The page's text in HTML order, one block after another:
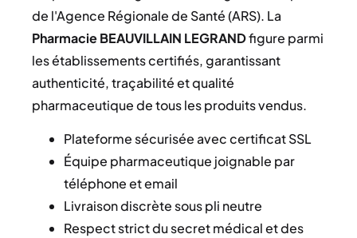
de l'Agence Régionale de Santé (ARS). La
Pharmacie BEAUVILLAIN LEGRANDfigure parmi
les établissements certifiés, garantissant
authenticité, traçabilité et qualité
pharmaceutique de tous les produits vendus.
Plateforme sécurisée avec certificat SSL
Équipe pharmaceutique joignable par
téléphone et email
Livraison discrète sous pli neutre
Respect strict du secret médical et des